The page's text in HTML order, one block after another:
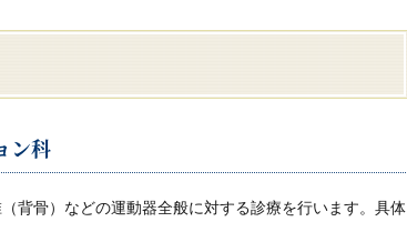
ン科
背骨）などの運動器全般に対する診療を行います。具体